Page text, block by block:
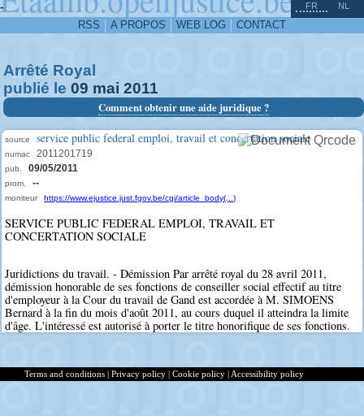
-
RSS A PROPOS WEB LOG CONTACT
FR NL
Arrêté Royal
publié le 09 mai 2011
Comment obtenir une aide juridique ?
source service public federal emploi, travail et concertation sociale
numac 2011201719
pub. 09/05/2011
prom. --
moniteur https://www.ejustice.just.fgov.be/cgi/article_body(...)
SERVICE PUBLIC FEDERAL EMPLOI, TRAVAIL ET
CONCERTATION SOCIALE
Juridictions du travail. - Démission Par arrêté royal du 28 avril 2011,
démission honorable de ses fonctions de conseiller social effectif au titre
d'employeur à la Cour du travail de Gand est accordée à M. SIMOENS
Bernard à la fin du mois d'août 2011, au cours duquel il atteindra la limite
d'âge. L'intéressé est autorisé à porter le titre honorifique de ses fonctions.
^
Terms and conditions | Privacy policy | Cookie policy | Accessibility policy